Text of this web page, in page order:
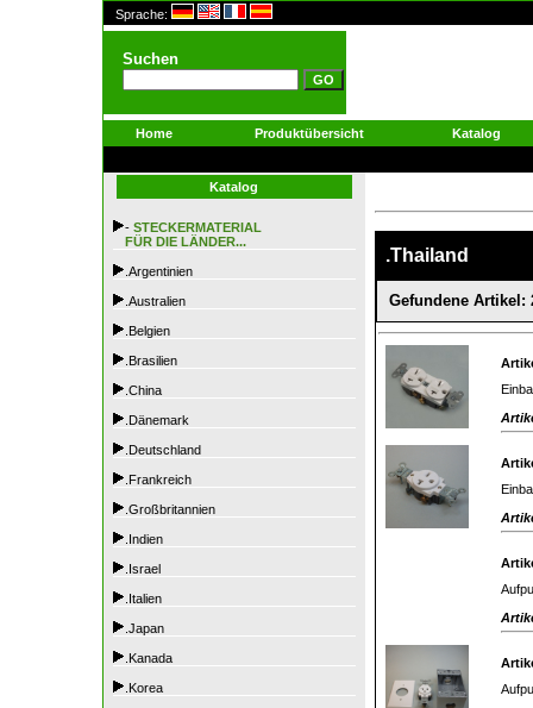
Sprache:
Suchen
Home Produktübersicht Katalog
Katalog
- STECKERMATERIAL
FÜR DIE LÄNDER...
.Argentinien
.Australien
.Belgien
.Brasilien
.China
.Dänemark
.Deutschland
.Frankreich
.Großbritannien
.Indien
.Israel
.Italien
.Japan
.Kanada
.Korea
.Thailand
Gefundene Artikel: